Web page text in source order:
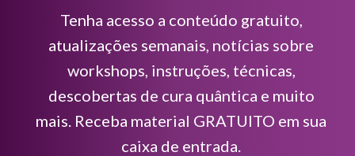
Tenha acesso a conteúdo gratuito,
atualizações semanais, notícias sobre
workshops, instruções, técnicas,
descobertas de cura quântica e muito
mais. Receba material GRATUITO em sua
caixa de entrada.